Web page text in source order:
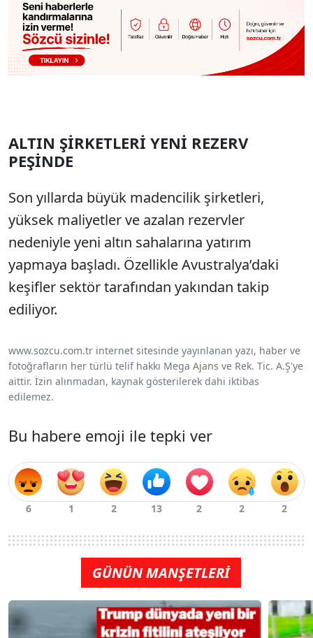
ALTIN ŞİRKETLERİ YENİ REZERV
PEŞİNDE
Son yıllarda büyük madencilik şirketleri,
yüksek maliyetler ve azalan rezervler
nedeniyle yeni altın sahalarına yatırım
yapmaya başladı. Özellikle Avustralya’daki
keşifler sektör tarafından yakından takip
ediliyor.
www.sozcu.com.tr internet sitesinde yayınlanan yazı, haber ve
fotoğrafların her türlü telif hakkı Mega Ajans ve Rek. Tic. A.Ş'ye
aittir. İzin alınmadan, kaynak gösterilerek dahi iktibas
edilemez.
Bu habere emoji ile tepki ver
GÜNÜN MANŞETLERİ